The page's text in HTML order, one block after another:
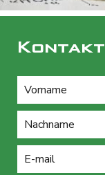
Kontakt